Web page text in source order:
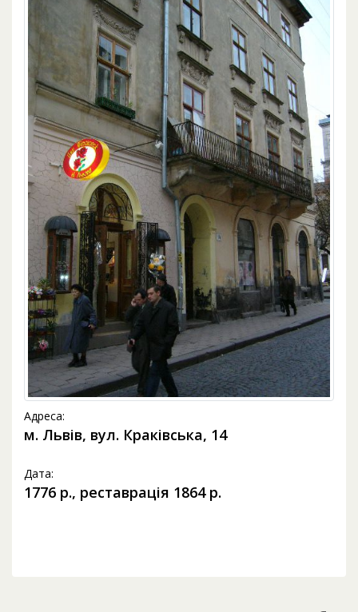
Адреса:
м. Львів, вул. Краківська, 14
Дата:
1776 p., реставрація 1864 р.